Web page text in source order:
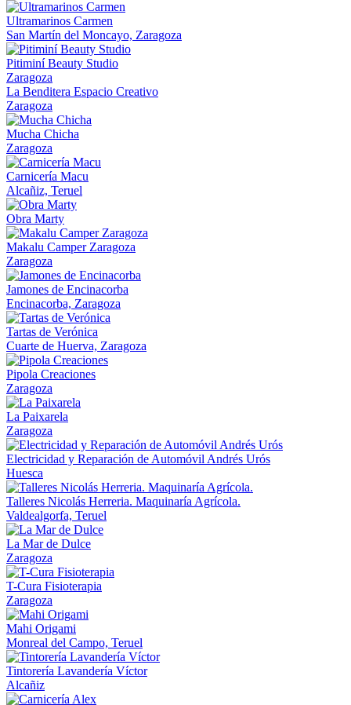
Ultramarinos Carmen
San Martín del Moncayo, Zaragoza
Pitiminí Beauty Studio
Zaragoza
La Benditera Espacio Creativo
Zaragoza
Mucha Chicha
Zaragoza
Carnicería Macu
Alcañiz, Teruel
Obra Marty
Makalu Camper Zaragoza
Zaragoza
Jamones de Encinacorba
Encinacorba, Zaragoza
Tartas de Verónica
Cuarte de Huerva, Zaragoza
Pipola Creaciones
Zaragoza
La Paixarela
Zaragoza
Electricidad y Reparación de Automóvil Andrés Urós
Huesca
Talleres Nicolás Herreria. Maquinaría Agrícola.
Valdealgorfa, Teruel
La Mar de Dulce
Zaragoza
T-Cura Fisioterapia
Zaragoza
Mahi Origami
Monreal del Campo, Teruel
Tintorería Lavandería Víctor
Alcañiz